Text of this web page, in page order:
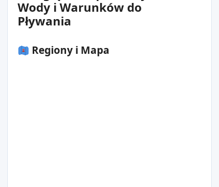
Wody i Warunków do
Pływania
Regiony i Mapa